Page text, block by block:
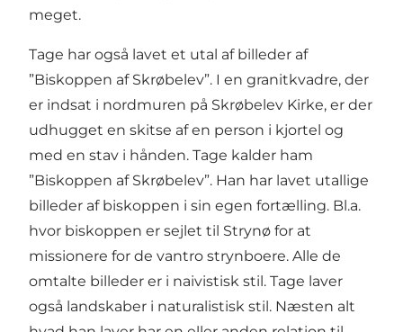
meget.
Tage har også lavet et utal af billeder af
”Biskoppen af Skrøbelev”. I en granitkvadre, der
er indsat i nordmuren på Skrøbelev Kirke, er der
udhugget en skitse af en person i kjortel og
med en stav i hånden. Tage kalder ham
”Biskoppen af Skrøbelev”. Han har lavet utallige
billeder af biskoppen i sin egen fortælling. Bl.a.
hvor biskoppen er sejlet til Strynø for at
missionere for de vantro strynboere. Alle de
omtalte billeder er i naivistisk stil. Tage laver
også landskaber i naturalistisk stil. Næsten alt